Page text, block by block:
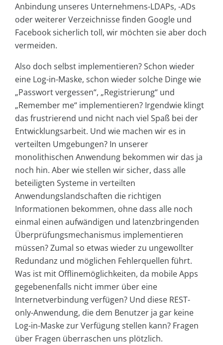
Anbindung unseres Unternehmens-LDAPs, -ADs
oder weiterer Verzeichnisse finden Google und
Facebook sicherlich toll, wir möchten sie aber doch
vermeiden.
Also doch selbst implementieren? Schon wieder
eine Log-in-Maske, schon wieder solche Dinge wie
„Passwort vergessen“, „Registrierung“ und
„Remember me“ implementieren? Irgendwie klingt
das frustrierend und nicht nach viel Spaß bei der
Entwicklungsarbeit. Und wie machen wir es in
verteilten Umgebungen? In unserer
monolithischen Anwendung bekommen wir das ja
noch hin. Aber wie stellen wir sicher, dass alle
beteiligten Systeme in verteilten
Anwendungslandschaften die richtigen
Informationen bekommen, ohne dass alle noch
einmal einen aufwändigen und latenzbringenden
Überprüfungsmechanismus implementieren
müssen? Zumal so etwas wieder zu ungewollter
Redundanz und möglichen Fehlerquellen führt.
Was ist mit Offlinemöglichkeiten, da mobile Apps
gegebenenfalls nicht immer über eine
Internetverbindung verfügen? Und diese REST-
only-Anwendung, die dem Benutzer ja gar keine
Log-in-Maske zur Verfügung stellen kann? Fragen
über Fragen überraschen uns plötzlich.